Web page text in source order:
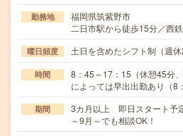
勤務地
福岡県筑紫野市
二日市駅から徒歩15分／西
曜日頻度 土日を含めたシフト制（週休
時間
8：45～17：15（休憩45分
によっては早出出勤あり（
期間
3カ月以上 即日スタート予
～9月～でも相談OK！